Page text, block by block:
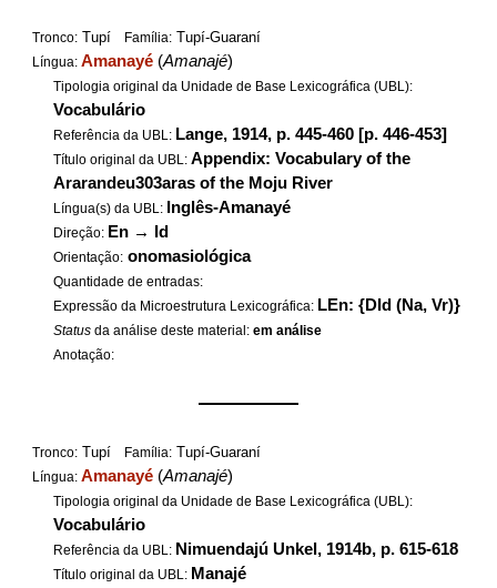
Tronco: Tupí Família: Tupí-Guaraní
Língua:Amanayé (Amanajé)
Tipologia original da Unidade de Base Lexicográfica (UBL):
Vocabulário
Referência da UBL: Lange, 1914, p. 445-460 [p. 446-453]
Título original da UBL:Appendix: Vocabulary of the
Ararandeu303aras of the Moju River
Língua(s) da UBL: Inglês-Amanayé
Direção: En → Id
Orientação: onomasiológica
Quantidade de entradas:
Expressão da Microestrutura Lexicográfica: LEn: {DId (Na, Vr)}
Status da análise deste material:em análise
Anotação:
——————
Tronco: Tupí Família: Tupí-Guaraní
Língua:Amanayé (Amanajé)
Tipologia original da Unidade de Base Lexicográfica (UBL):
Vocabulário
Referência da UBL: Nimuendajú Unkel, 1914b, p. 615-618
Título original da UBL: Manajé